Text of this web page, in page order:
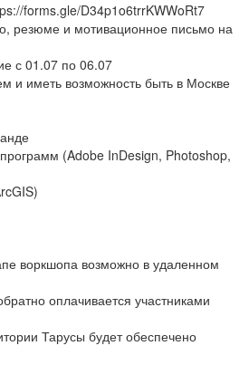
forms.gle/D34p1o6trrKWWoRt7
резюме и мотивационное письмо на
с 01.07 по 06.07
и иметь возможность быть в Москве
(Adobe InDesign, Photoshop,
воркшопа возможно в удаленном
оплачивается участниками
Тарусы будет обеспечено